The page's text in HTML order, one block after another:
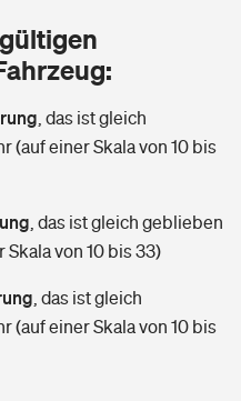
finden
finden
das ist gleich
(auf einer Skala von 10 bis
das ist gleich geblieben
von 10 bis 33)
das ist gleich
(auf einer Skala von 10 bis